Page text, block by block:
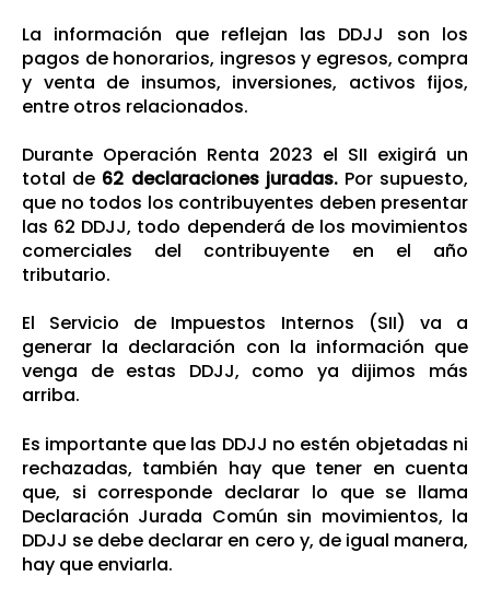
La información que reflejan las DDJJ son los
pagos de honorarios, ingresos y egresos, compra
y venta de insumos, inversiones, activos fijos,
entre otros relacionados.
Durante Operación Renta 2023 el SII exigirá un
total de 62 declaraciones juradas.Por supuesto,
que no todos los contribuyentes deben presentar
las 62 DDJJ, todo dependerá de los movimientos
comerciales del contribuyente en el año
tributario.
El Servicio de Impuestos Internos (SII) va a
generar la declaración con la información que
venga de estas DDJJ, como ya dijimos más
arriba.
Es importante que las DDJJ no estén objetadas ni
rechazadas, también hay que tener en cuenta
que, si corresponde declarar lo que se llama
Declaración Jurada Común sin movimientos, la
DDJJ se debe declarar en cero y, de igual manera,
hay que enviarla.